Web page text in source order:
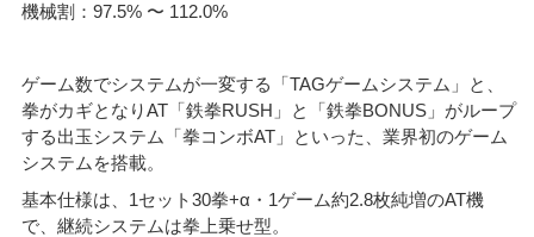
機械割：97.5% 〜 112.0%
ゲーム数でシステムが一変する「TAGゲームシステム」と、
拳がカギとなりAT「鉄拳RUSH」と「鉄拳BONUS」がループ
する出玉システム「拳コンボAT」といった、業界初のゲーム
システムを搭載。
基本仕様は、1セット30拳+α・1ゲーム約2.8枚純増のAT機
で、継続システムは拳上乗せ型。